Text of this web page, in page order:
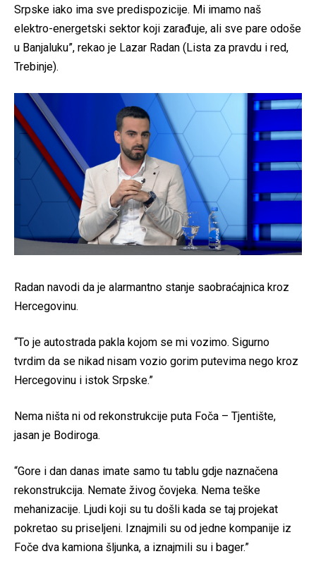
Srpske iako ima sve predispozicije. Mi imamo naš
elektro-energetski sektor koji zarađuje, ali sve pare odoše
u Banjaluku”, rekao je Lazar Radan (Lista za pravdu i red,
Trebinje).
Radan navodi da je alarmantno stanje saobraćajnica kroz
Hercegovinu.
“To je autostrada pakla kojom se mi vozimo. Sigurno
tvrdim da se nikad nisam vozio gorim putevima nego kroz
Hercegovinu i istok Srpske.”
Nema ništa ni od rekonstrukcije puta Foča – Tjentište,
jasan je Bodiroga.
“Gore i dan danas imate samo tu tablu gdje naznačena
rekonstrukcija. Nemate živog čovjeka. Nema teške
mehanizacije. Ljudi koji su tu došli kada se taj projekat
pokretao su priseljeni. Iznajmili su od jedne kompanije iz
Foče dva kamiona šljunka, a iznajmili su i bager.”